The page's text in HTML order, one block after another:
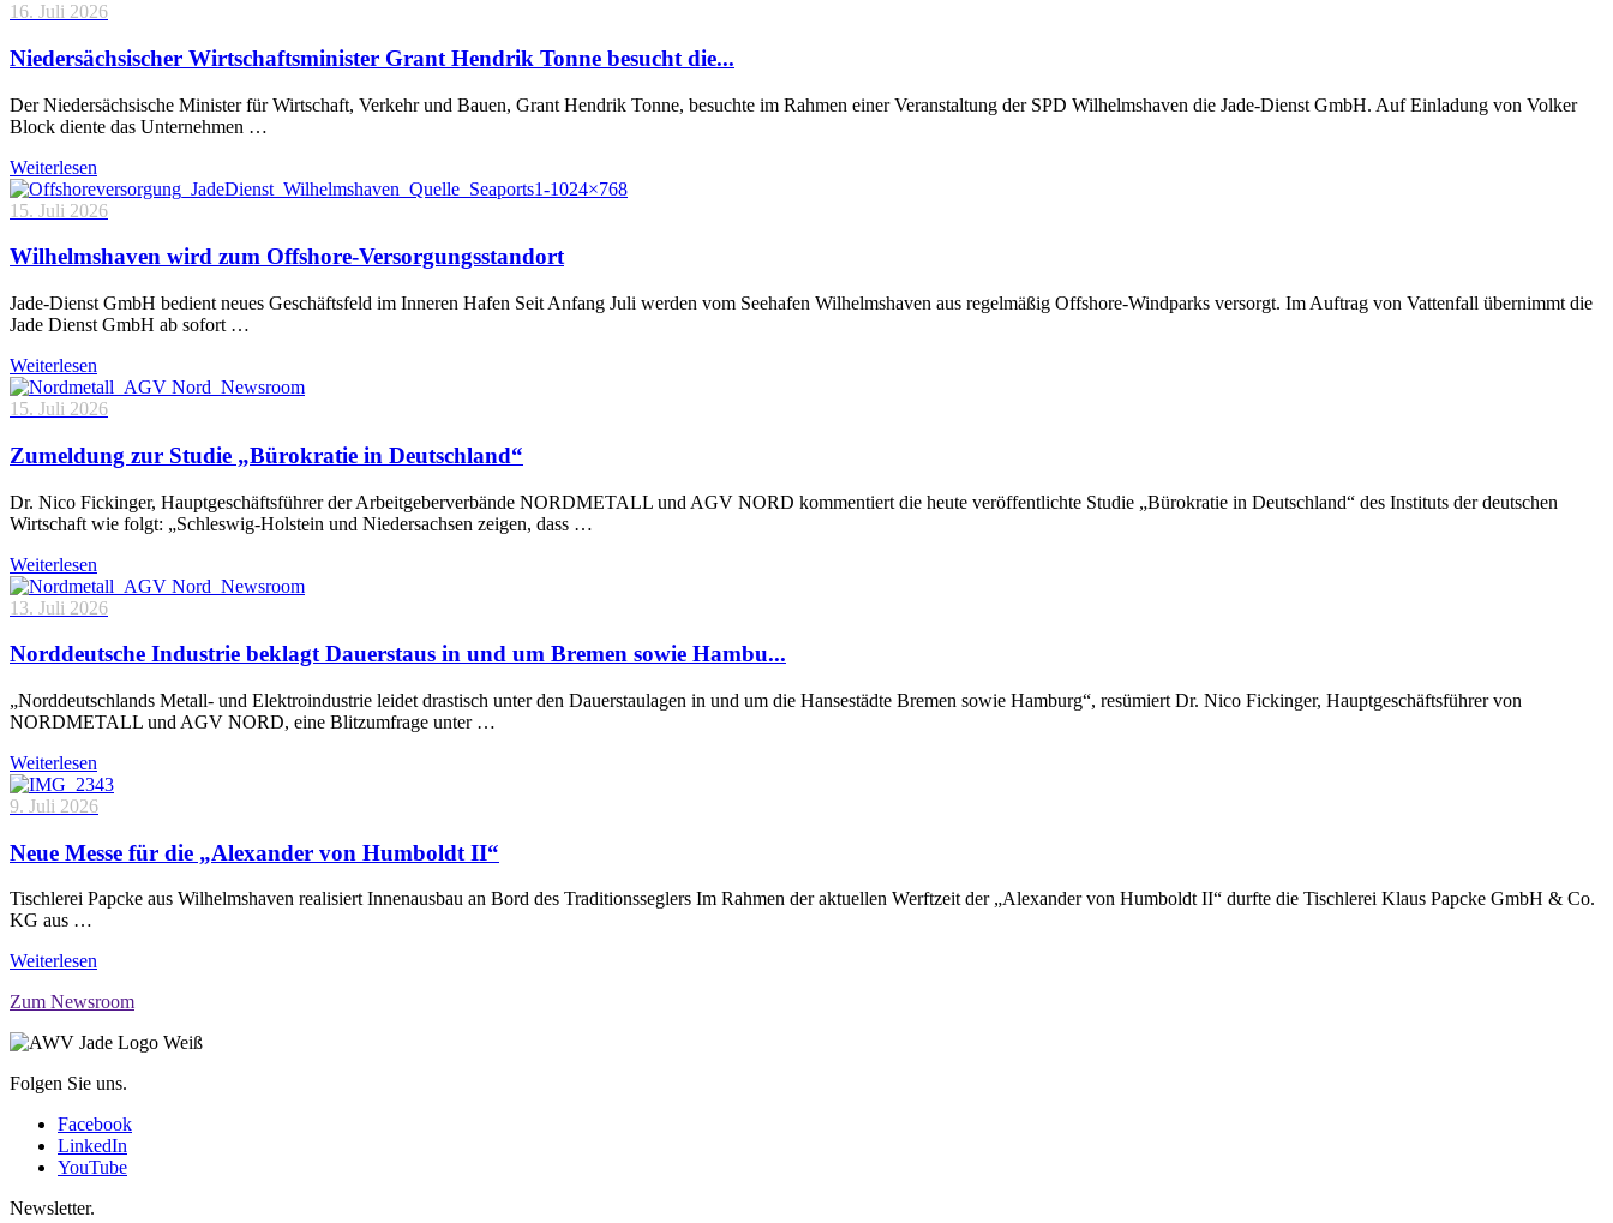
16. Juli 2026
Niedersächsischer Wirtschaftsminister Grant Hendrik Tonne besucht die...
Der Niedersächsische Minister für Wirtschaft, Verkehr und Bauen, Grant Hendrik Tonne, besuchte im Rahmen einer Veranstaltung der SPD Wilhelmshaven die Jade-Dienst GmbH. Auf Einladung von Volker
Block diente das Unternehmen …
Weiterlesen
15. Juli 2026
Wilhelmshaven wird zum Offshore-Versorgungsstandort
Jade-Dienst GmbH bedient neues Geschäftsfeld im Inneren Hafen Seit Anfang Juli werden vom Seehafen Wilhelmshaven aus regelmäßig Offshore-Windparks versorgt. Im Auftrag von Vattenfall übernimmt die
Jade Dienst GmbH ab sofort …
Weiterlesen
15. Juli 2026
Zumeldung zur Studie „Bürokratie in Deutschland“
Dr. Nico Fickinger, Hauptgeschäftsführer der Arbeitgeberverbände NORDMETALL und AGV NORD kommentiert die heute veröffentlichte Studie „Bürokratie in Deutschland“ des Instituts der deutschen
Wirtschaft wie folgt: „Schleswig-Holstein und Niedersachsen zeigen, dass …
Weiterlesen
13. Juli 2026
Norddeutsche Industrie beklagt Dauerstaus in und um Bremen sowie Hambu...
„Norddeutschlands Metall- und Elektroindustrie leidet drastisch unter den Dauerstaulagen in und um die Hansestädte Bremen sowie Hamburg“, resümiert Dr. Nico Fickinger, Hauptgeschäftsführer von
NORDMETALL und AGV NORD, eine Blitzumfrage unter …
Weiterlesen
9. Juli 2026
Neue Messe für die „Alexander von Humboldt II“
Tischlerei Papcke aus Wilhelmshaven realisiert Innenausbau an Bord des Traditionsseglers Im Rahmen der aktuellen Werftzeit der „Alexander von Humboldt II“ durfte die Tischlerei Klaus Papcke GmbH & Co.
KG aus …
Weiterlesen
Zum Newsroom
Folgen Sie uns.
Facebook
LinkedIn
YouTube
Newsletter.